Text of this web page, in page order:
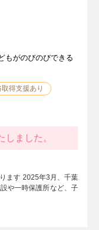
もがのびのびできる
取得支援あり
しました。
ます 2025年3⽉、千葉
や一時保護所など、子